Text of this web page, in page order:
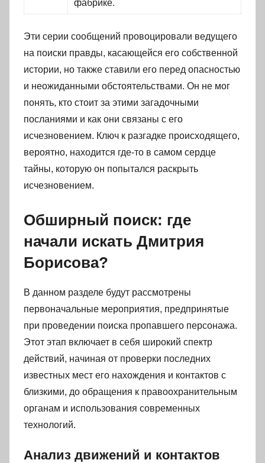
фабрике.
Эти серии сообщений провоцировали ведущего
на поиски правды, касающейся его собственной
истории, но также ставили его перед опасностью
и неожиданными обстоятельствами. Он не мог
понять, кто стоит за этими загадочными
посланиями и как они связаны с его
исчезновением. Ключ к разгадке происходящего,
вероятно, находится где-то в самом сердце
тайны, которую он попытался раскрыть
исчезновением.
Обширный поиск: где
начали искать Дмитрия
Борисова?
В данном разделе будут рассмотрены
первоначальные мероприятия, предпринятые
при проведении поиска пропавшего персонажа.
Этот этап включает в себя широкий спектр
действий, начиная от проверки последних
известных мест его нахождения и контактов с
близкими, до обращения к правоохранительным
органам и использования современных
технологий.
Анализ движений и контактов